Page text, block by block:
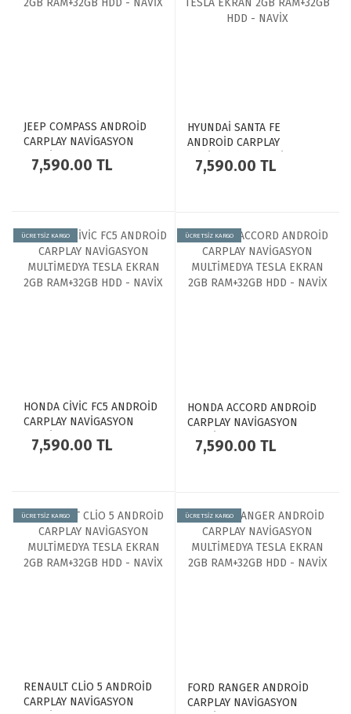
JEEP COMPASS ANDROİD
CARPLAY NAVİGASYON
MULTİMEDYA TESLA EKRAN
2GB RAM+32GB HDD - NAVİX
7,590.00 TL
HYUNDAİ SANTA FE
ANDROİD CARPLAY
NAVİGASYON MULTİMEDYA
TESLA EKRAN 2GB
7,590.00 TL
ÜCRETSİZ KARGO
HONDA CİVİC FC5 ANDROİD
CARPLAY NAVİGASYON
MULTİMEDYA TESLA EKRAN
2GB RAM+32GB HDD - NAVİX
7,590.00 TL
ÜCRETSİZ KARGO
HONDA ACCORD ANDROİD
CARPLAY NAVİGASYON
MULTİMEDYA TESLA EKRAN
2GB RAM+32GB HDD - NAVİX
7,590.00 TL
ÜCRETSİZ KARGO
RENAULT CLİO 5 ANDROİD
CARPLAY NAVİGASYON
ÜCRETSİZ KARGO
FORD RANGER ANDROİD
CARPLAY NAVİGASYON